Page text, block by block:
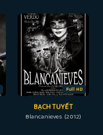
Full HD
BẠCH TUYẾT
Blancanieves (2012)